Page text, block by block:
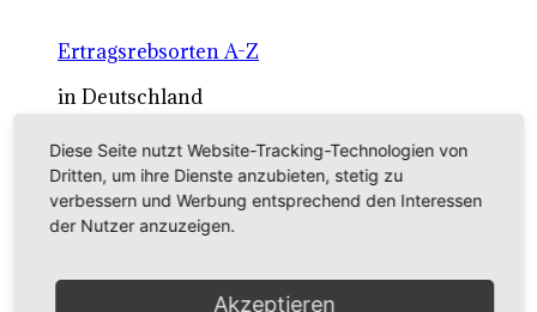
Ertragsrebsorten A-Z
in Deutschland
Rebsorten international
externe Links
Tafeltraubensorten
Diese Seite nutzt Website-Tracking-Technologien von
Dritten, um ihre Dienste anzubieten, stetig zu
verbessern und Werbung entsprechend den Interessen
der Nutzer anzuzeigen.
Akzeptieren